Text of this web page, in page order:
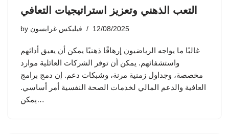
التعب الذهني وتعزيز استراتيجيات التعافي
by فيليكس غرايسون 12/08/2025
غالبًا ما يواجه الرياضيون إرهاقًا ذهنيًا يمكن أن يعيق أدائهم
واستشفائهم. يمكن أن توفر الشركات العائلية موارد
مخصصة، وجداول زمنية مرنة، وشبكات دعم. إن دمج برامج
العافية والدعم المالي لخدمات الصحة النفسية أمر أساسي.
يمكن…